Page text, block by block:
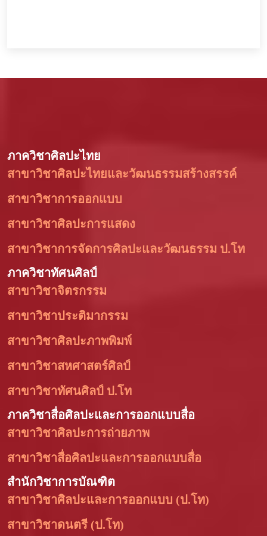
ภาควิชาศิลปะไทย
สาขาวิชาศิลปะไทยและวัฒนธรรมสร้างสรรค์
สาขาวิชาการออกแบบ
สาขาวิชาศิลปะการแสดง
สาขาวิชาการจัดการศิลปะและวัฒนธรรม ป.โท
ภาควิชาทัศนศิลป์
สาขาวิชาจิตรกรรม
สาขาวิชาประติมากรรม
สาขาวิชาศิลปะภาพพิมพ์
สาขาวิชาสหศาสตร์ศิลป์
สาขาวิชาทัศนศิลป์ ป.โท
ภาควิชาสื่อศิลปะและการออกแบบสื่อ
สาขาวิชาศิลปะการถ่ายภาพ
สาขาวิชาสื่อศิลปะและการออกแบบสื่อ
สำนักวิชาการบัณฑิต
สาขาวิชาศิลปะและการออกแบบ (ป.โท)
สาขาวิชาดนตรี (ป.โท)